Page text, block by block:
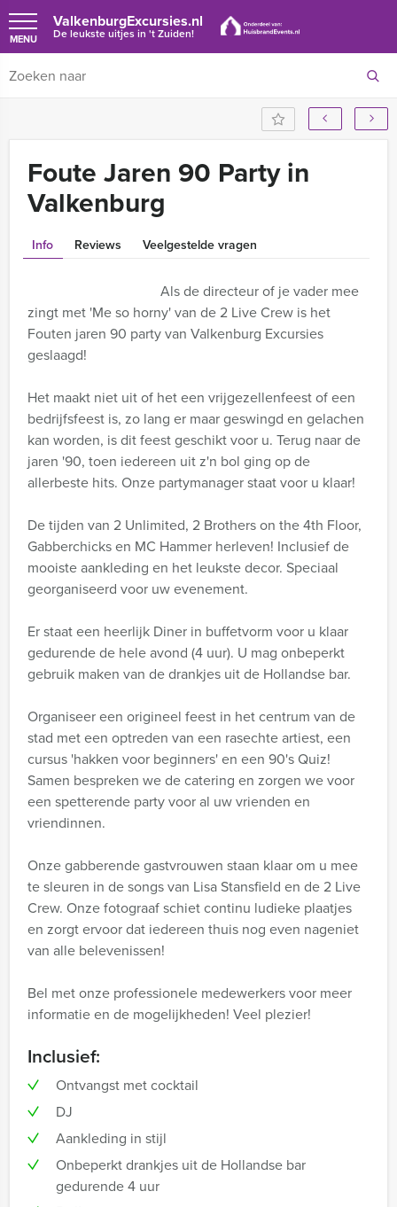
ValkenburgExcursies.nl
De leukste uitjes in 't Zuiden!
MENU
Foute Jaren 90 Party in
Valkenburg
Info Reviews Veelgestelde vragen
Als de directeur of je vader mee
zingt met 'Me so horny' van de 2 Live Crew is het
Fouten jaren 90 party van Valkenburg Excursies
geslaagd!
Het maakt niet uit of het een vrijgezellenfeest of een
bedrijfsfeest is, zo lang er maar geswingd en gelachen
kan worden, is dit feest geschikt voor u. Terug naar de
jaren '90, toen iedereen uit z'n bol ging op de
allerbeste hits. Onze partymanager staat voor u klaar!
De tijden van 2 Unlimited, 2 Brothers on the 4th Floor,
Gabberchicks en MC Hammer herleven! Inclusief de
mooiste aankleding en het leukste decor. Speciaal
georganiseerd voor uw evenement.
Er staat een heerlijk Diner in buffetvorm voor u klaar
gedurende de hele avond (4 uur). U mag onbeperkt
gebruik maken van de drankjes uit de Hollandse bar.
Organiseer een origineel feest in het centrum van de
stad met een optreden van een rasechte artiest, een
cursus 'hakken voor beginners' en een 90's Quiz!
Samen bespreken we de catering en zorgen we voor
een spetterende party voor al uw vrienden en
vriendinnen.
Onze gabberende gastvrouwen staan klaar om u mee
te sleuren in de songs van Lisa Stansfield en de 2 Live
Crew. Onze fotograaf schiet continu ludieke plaatjes
en zorgt ervoor dat iedereen thuis nog even nageniet
van alle belevenissen!
Bel met onze professionele medewerkers voor meer
informatie en de mogelijkheden! Veel plezier!
Inclusief:
Ontvangst met cocktail
DJ
Aankleding in stijl
Onbeperkt drankjes uit de Hollandse bar
gedurende 4 uur